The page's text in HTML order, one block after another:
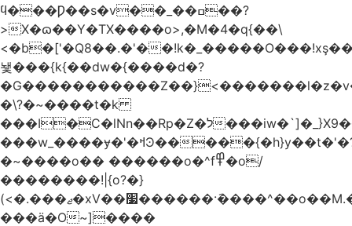
ϥ���Ƿ��s�v��_��ߛ��?
>X�ɷ��Y�TX����o>,�M�4�q{��\
<�b�['�Q8��.�'�
뇇���{k{��dw�{����d�?
�\?�~����t�k
���I�C�lNn��Rp�Z�ל���iw�`]�_}X9��ᨰ��}
���w_����ɏ�'�ߞϿ�����{�h}y��t�'�?
�~����o�� ������o�^f߾�o/
��������!|{o?�}
(<�.���ޖ�xV��׷������·݇����^��o��M.��΍���_�?
���ӓ�O~]����